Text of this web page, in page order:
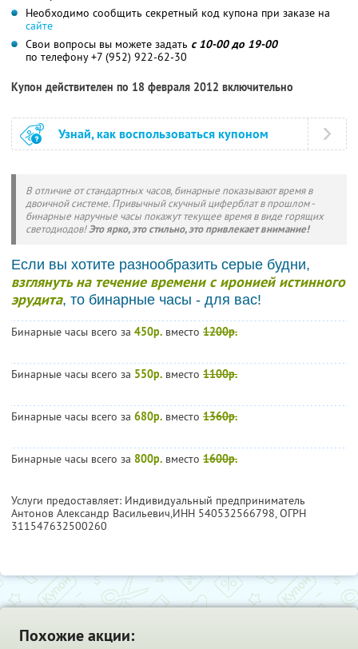
Необходимо сообщить секретный код купона при заказе на
сайте
Свои вопросы вы можете задать с 10-00 до 19-00
по телефону +7 (952) 922-62-30
Купон действителен по 18 февраля 2012 включительно
Узнай, как воспользоваться купоном
В отличие от стандартных часов, бинарные показывают время в
двоичной системе. Привычный скучный циферблат в прошлом -
бинарные наручные часы покажут текущее время в виде горящих
светодиодов!Это ярко, это стильно, это привлекает внимание!
Если вы хотите разнообразить серые будни,
взглянуть на течение времени с иронией истинного
эрудита, то бинарные часы - для вас!
Бинарные часы всего за 450р. вместо 1200р.
Бинарные часы всего за 550р. вместо 1100р.
Бинарные часы всего за 680р. вместо 1360р.
Бинарные часы всего за 800р. вместо 1600р.
Услуги предоставляет: Индивидуальный предприниматель
Антонов Александр Васильевич,ИНН 540532566798, ОГРН
311547632500260
Похожие акции: